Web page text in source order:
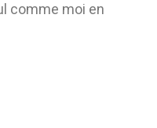
comme moi en